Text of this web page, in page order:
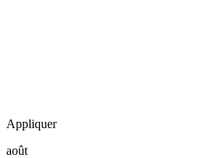
Appliquer
août